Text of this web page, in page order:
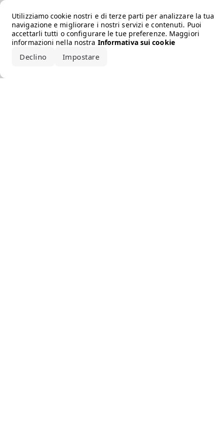
Utilizziamo cookie nostri e di terze parti per analizzare la tua
navigazione e migliorare i nostri servizi e contenuti. Puoi
accettarli tutti o configurare le tue preferenze. Maggiori
informazioni nella nostra Informativa sui cookie
Declino Impostare
Error loading the brand